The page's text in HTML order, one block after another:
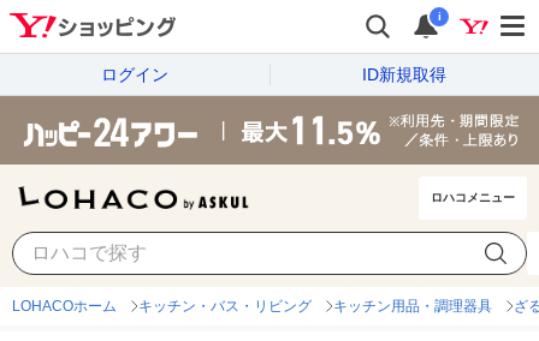
i
ログイン ID新規取得
ロハコメニュー
LOHACOホーム キッチン・バス・リビング キッチン用品・調理器具 ざ